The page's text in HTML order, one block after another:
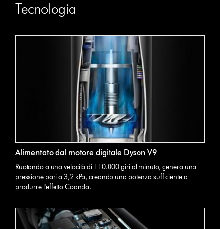
Tecnologia
Alimentato dal motore digitale Dyson V9
Ruotando a una velocità di 110.000 giri al minuto, genera una
pressione pari a 3,2 kPa, creando una potenza sufficiente a
produrre l'effetto Coanda.